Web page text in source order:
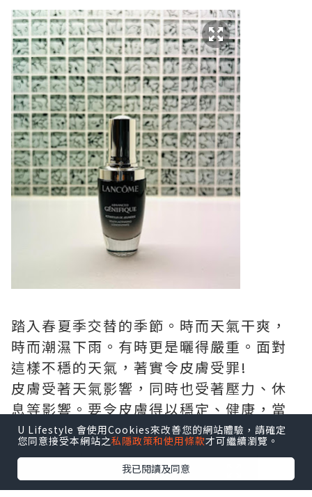
踏入春夏季交替的季節。時而天氣干爽，
時而潮濕下雨。有時更是曬得嚴重。面對
這樣不穩的天氣，著實令皮膚受罪!
皮膚受著天氣影響，同時也受著壓力、休
息等影響。要令皮膚得以穩定、健康，當
真要嚴選護膚品。
U Lifestyle 會使用Cookies來改善您的網站體驗，請確定
您同意接受本網站之私隱政策和使用條款才可繼續瀏覽。
我已閱讀及同意